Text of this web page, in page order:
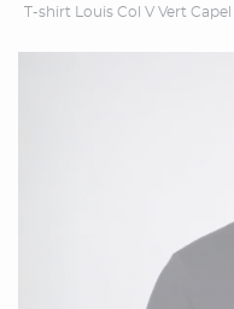
T-shirt Louis Col V Vert